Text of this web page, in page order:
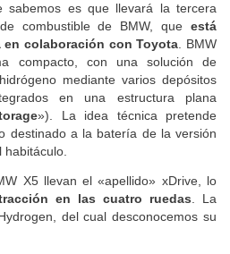
sabemos es que llevará la tercera
combustible de BMW, que está
colaboración con Toyota . BMW
compacto, con una solución de
mediante varios depósitos
en una estructura plana
»). La idea técnica pretende
destinado a la batería de la versión
X5 llevan el «apellido» xDrive, lo
en las cuatro ruedas . La
del cual desconocemos su